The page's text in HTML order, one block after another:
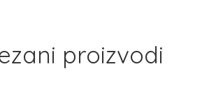
proizvodi